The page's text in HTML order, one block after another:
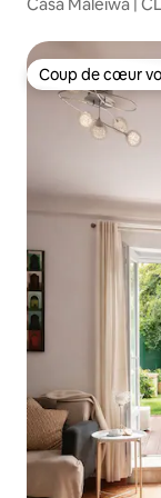
Coup de cœur
Coup de cœur